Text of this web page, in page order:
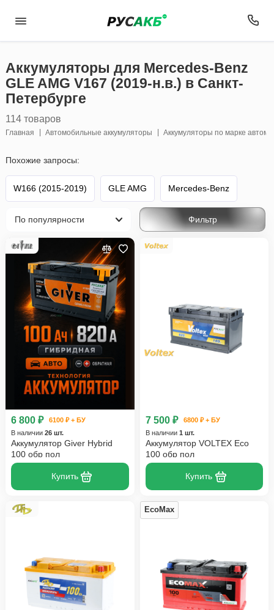
Аккумуляторы для Mercedes-Benz
GLE AMG V167 (2019-н.в.) в Санкт-
Петербурге
114 товаров
Главная Автомобильные аккумуляторы Аккумуляторы по марке
Похожие запросы:
W166 (2015-2019) GLE AMG Mercedes-Benz
Фильтр
6 800 ₽
6100 ₽ + БУ
В наличии 26 шт.
Аккумулятор Giver Hybrid
100 обр пол
Купить
7 500 ₽
6800 ₽ + БУ
В наличии 1 шт.
Аккумулятор VOLTEX Eco
100 обр пол
Купить
EcoMax